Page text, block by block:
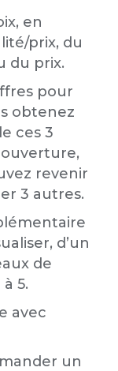
en
prix, du
du prix.
pour
obtenez
ces 3
revenir
3 autres.
d’un
de
5.
avec
un